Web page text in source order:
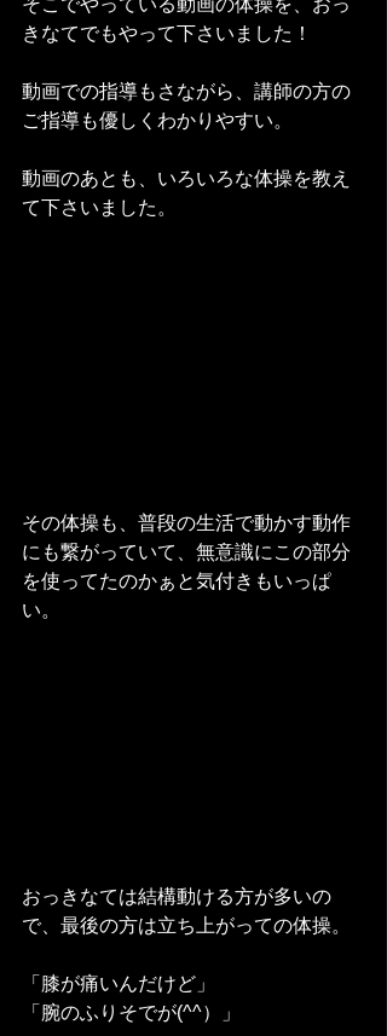
そこでやっている動画の体操を、おっ
きなてでもやって下さいました！
動画での指導もさながら、講師の方の
ご指導も優しくわかりやすい。
動画のあとも、いろいろな体操を教え
て下さいました。
その体操も、普段の生活で動かす動作
にも繋がっていて、無意識にこの部分
を使ってたのかぁと気付きもいっぱ
い。
おっきなては結構動ける方が多いの
で、最後の方は立ち上がっての体操。
「膝が痛いんだけど」
「腕のふりそでが(^^）」